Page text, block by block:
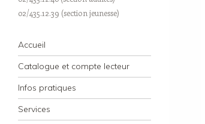
02/435.12.39 (section jeunesse)
Navigation
Skip to content
Accueil
Catalogue et compte lecteur
Infos pratiques
Services